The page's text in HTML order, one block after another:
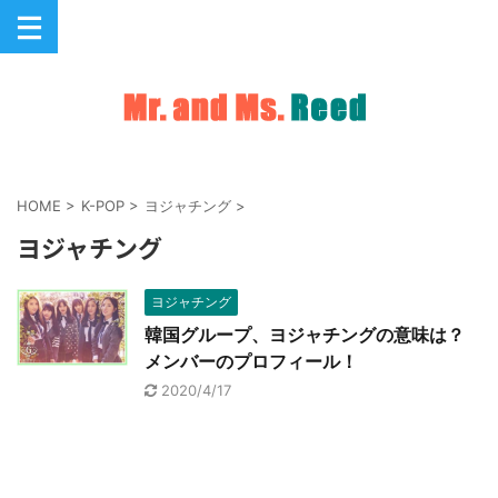
HOME > K-POP > ヨジャチング >
ヨジャチング
ヨジャチング
韓国グループ、ヨジャチングの意味は？
メンバーのプロフィール！
2020/4/17